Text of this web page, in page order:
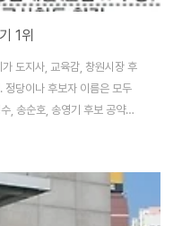
1위
도지사, 교육감, 창원시장 후
정당이나 후보자 이름은 모두
, 송순호, 송영기 후보 공약이
보들에게 대표 공약을 받아
약을 골라냅니다. 토론과정에서
선심성 공약 여부 ▲구체성
등을 기준으로 검토하여 좋